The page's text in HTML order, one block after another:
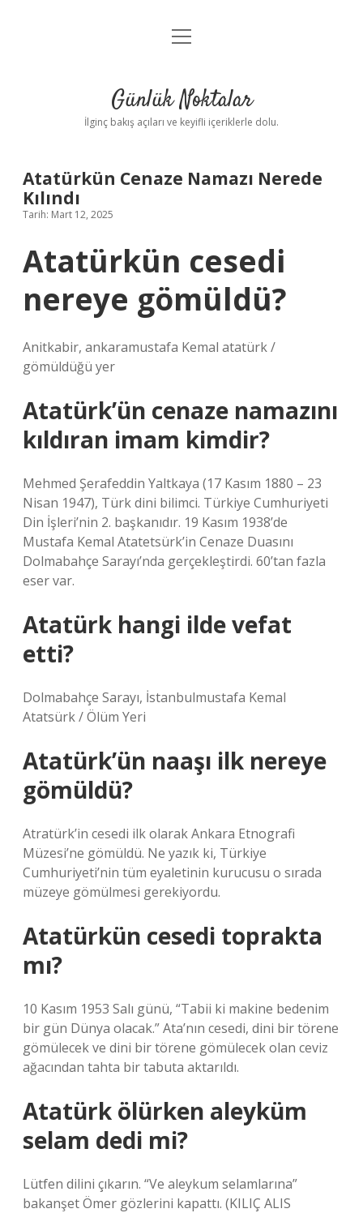
Anasayfa
Yasal Uyarı
menüyü
Günlük Noktalar
İlginç bakış açıları ve keyifli içeriklerle dolu.
Atatürkün Cenaze Namazı Nerede
Kılındı
Tarih: Mart 12, 2025
Atatürkün cesedi
nereye gömüldü?
Anitkabir, ankaramustafa Kemal atatürk /
gömüldüğü yer
Atatürk’ün cenaze namazını
kıldıran imam kimdir?
Mehmed Şerafeddin Yaltkaya (17 Kasım 1880 – 23
Nisan 1947), Türk dini bilimci. Türkiye Cumhuriyeti
Din İşleri’nin 2. başkanıdır. 19 Kasım 1938’de
Mustafa Kemal Atatetsürk’in Cenaze Duasını
Dolmabahçe Sarayı’nda gerçekleştirdi. 60’tan fazla
eser var.
Atatürk hangi ilde vefat
etti?
Dolmabahçe Sarayı, İstanbulmustafa Kemal
Atatsürk / Ölüm Yeri
Atatürk’ün naaşı ilk nereye
gömüldü?
Atratürk’in cesedi ilk olarak Ankara Etnografi
Müzesi’ne gömüldü. Ne yazık ki, Türkiye
Cumhuriyeti’nin tüm eyaletinin kurucusu o sırada
müzeye gömülmesi gerekiyordu.
Atatürkün cesedi toprakta
mı?
10 Kasım 1953 Salı günü, “Tabii ki makine bedenim
bir gün Dünya olacak.” Ata’nın cesedi, dini bir törene
gömülecek ve dini bir törene gömülecek olan ceviz
ağacından tahta bir tabuta aktarıldı.
Atatürk ölürken aleyküm
selam dedi mi?
Lütfen dilini çıkarın. “Ve aleykum selamlarına”
bakanşet Ömer gözlerini kapattı. (KILIÇ ALIS